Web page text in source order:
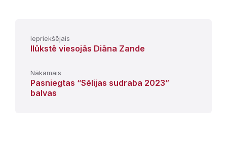
Iepriekšējais
Ilūkstē viesojās Diāna Zande
Nākamais
Pasniegtas “Sēlijas sudraba 2023”
balvas